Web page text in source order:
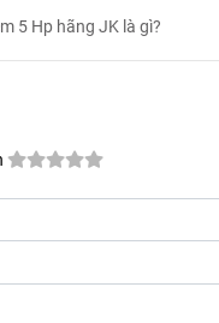
5 Hp hãng JK là gì?